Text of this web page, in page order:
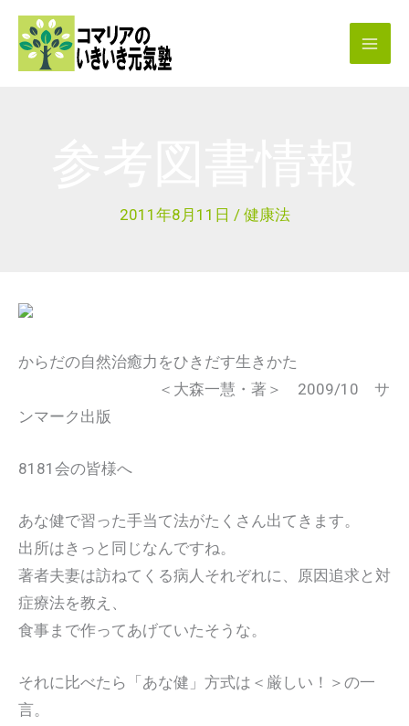
2011年8月11日 / 健康法
からだの自然治癒力をひきだす生きかた
＜大森一慧・著＞ 2009/10 サ
ンマーク出版
8181会の皆様へ
あな健で習った手当て法がたくさん出てきます。
出所はきっと同じなんですね。
著者夫妻は訪ねてくる病人それぞれに、原因追求と対
症療法を教え、
食事まで作ってあげていたそうな。
それに比べたら「あな健」方式は＜厳しい！＞の一
言。